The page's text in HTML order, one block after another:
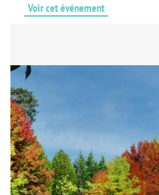
Voir cet événement